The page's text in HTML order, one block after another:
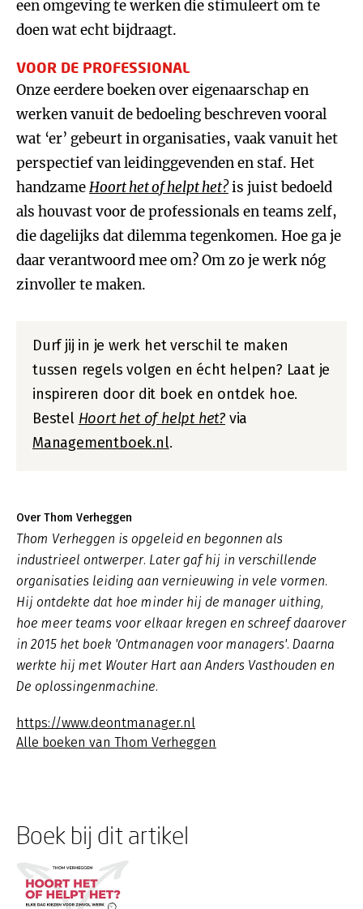
een omgeving te werken die stimuleert om te
doen wat echt bijdraagt.
VOOR DE PROFESSIONAL
Onze eerdere boeken over eigenaarschap en
werken vanuit de bedoeling beschreven vooral
wat ‘er’ gebeurt in organisaties, vaak vanuit het
perspectief van leidinggevenden en staf. Het
handzameHoort het of helpt het?is juist bedoeld
als houvast voor de professionals en teams zelf,
die dagelijks dat dilemma tegenkomen. Hoe ga je
daar verantwoord mee om? Om zo je werk nóg
zinvoller te maken.
Durf jij in je werk het verschil te maken
tussen regels volgen en écht helpen? Laat je
inspireren door dit boek en ontdek hoe.
Bestel Hoort het of helpt het? via
Managementboek.nl.
Over Thom Verheggen
Thom Verheggen is opgeleid en begonnen als
industrieel ontwerper. Later gaf hij in verschillende
organisaties leiding aan vernieuwing in vele vormen.
Hij ontdekte dat hoe minder hij de manager uithing,
hoe meer teams voor elkaar kregen en schreef daarover
in 2015 het boek 'Ontmanagen voor managers'. Daarna
werkte hij met Wouter Hart aan Anders Vasthouden en
De oplossingenmachine.
https://www.deontmanager.nl
Alle boeken van Thom Verheggen
Boek bij dit artikel